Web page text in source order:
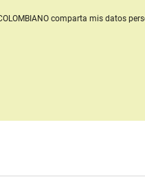
comparta mis datos